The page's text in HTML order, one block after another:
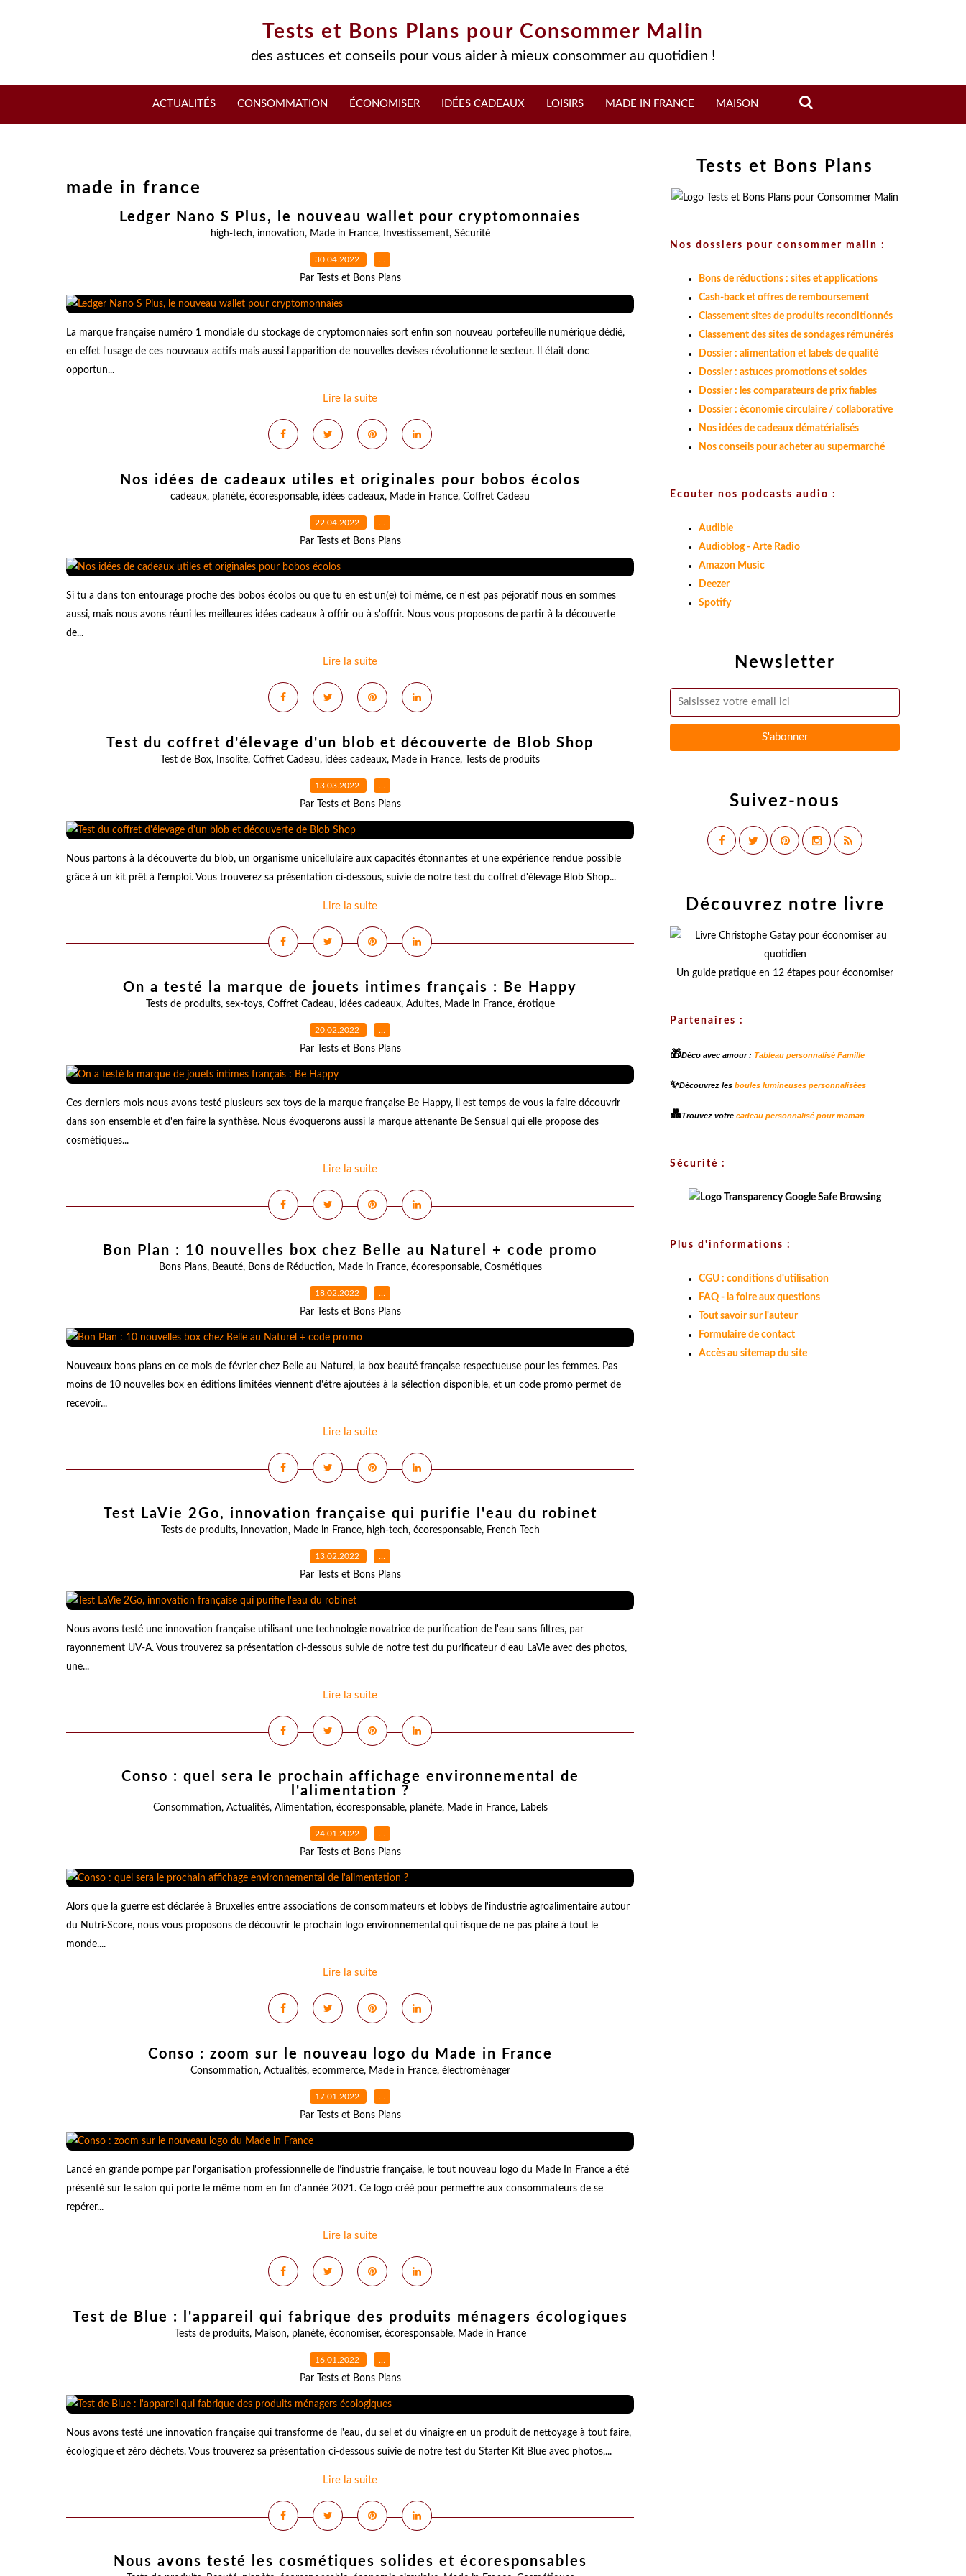
Tests et Bons Plans pour Consommer Malin
des astuces et conseils pour vous aider à mieux consommer au quotidien !
ACTUALITÉS CONSOMMATION ÉCONOMISER IDÉES CADEAUX LOISIRS MADE IN FRANCE MAISON
made in france
Ledger Nano S Plus, le nouveau wallet pour cryptomonnaies
high-tech, innovation, Made in France, Investissement, Sécurité
30.04.2022 …
Par Tests et Bons Plans
La marque française numéro 1 mondiale du stockage de cryptomonnaies sort enfin son nouveau portefeuille numérique dédié,
en effet l'usage de ces nouveaux actifs mais aussi l'apparition de nouvelles devises révolutionne le secteur. Il était donc
opportun...
Lire la suite
Nos idées de cadeaux utiles et originales pour bobos écolos
cadeaux, planète, écoresponsable, idées cadeaux, Made in France, Coffret Cadeau
22.04.2022 …
Par Tests et Bons Plans
Si tu a dans ton entourage proche des bobos écolos ou que tu en est un(e) toi même, ce n'est pas péjoratif nous en sommes
aussi, mais nous avons réuni les meilleures idées cadeaux à offrir ou à s'offrir. Nous vous proposons de partir à la découverte
de...
Lire la suite
Test du coffret d'élevage d'un blob et découverte de Blob Shop
Test de Box, Insolite, Coffret Cadeau, idées cadeaux, Made in France, Tests de produits
13.03.2022 …
Par Tests et Bons Plans
Nous partons à la découverte du blob, un organisme unicellulaire aux capacités étonnantes et une expérience rendue possible
grâce à un kit prêt à l'emploi. Vous trouverez sa présentation ci-dessous, suivie de notre test du coffret d'élevage Blob Shop...
Lire la suite
On a testé la marque de jouets intimes français : Be Happy
Tests de produits, sex-toys, Coffret Cadeau, idées cadeaux, Adultes, Made in France, érotique
20.02.2022 …
Par Tests et Bons Plans
Ces derniers mois nous avons testé plusieurs sex toys de la marque française Be Happy, il est temps de vous la faire découvrir
dans son ensemble et d'en faire la synthèse. Nous évoquerons aussi la marque attenante Be Sensual qui elle propose des
cosmétiques...
Lire la suite
Bon Plan : 10 nouvelles box chez Belle au Naturel + code promo
Bons Plans, Beauté, Bons de Réduction, Made in France, écoresponsable, Cosmétiques
18.02.2022 …
Par Tests et Bons Plans
Nouveaux bons plans en ce mois de février chez Belle au Naturel, la box beauté française respectueuse pour les femmes. Pas
moins de 10 nouvelles box en éditions limitées viennent d'être ajoutées à la sélection disponible, et un code promo permet de
recevoir...
Lire la suite
Test LaVie 2Go, innovation française qui purifie l'eau du robinet
Tests de produits, innovation, Made in France, high-tech, écoresponsable, French Tech
13.02.2022 …
Par Tests et Bons Plans
Nous avons testé une innovation française utilisant une technologie novatrice de purification de l'eau sans filtres, par
rayonnement UV-A. Vous trouverez sa présentation ci-dessous suivie de notre test du purificateur d'eau LaVie avec des photos,
une...
Lire la suite
Conso : quel sera le prochain affichage environnemental de
l'alimentation ?
Consommation, Actualités, Alimentation, écoresponsable, planète, Made in France, Labels
24.01.2022 …
Par Tests et Bons Plans
Alors que la guerre est déclarée à Bruxelles entre associations de consommateurs et lobbys de l'industrie agroalimentaire autour
du Nutri-Score, nous vous proposons de découvrir le prochain logo environnemental qui risque de ne pas plaire à tout le
monde....
Lire la suite
Conso : zoom sur le nouveau logo du Made in France
Consommation, Actualités, ecommerce, Made in France, électroménager
17.01.2022 …
Par Tests et Bons Plans
Lancé en grande pompe par l'organisation professionnelle de l’industrie française, le tout nouveau logo du Made In France a été
présenté sur le salon qui porte le même nom en fin d'année 2021. Ce logo créé pour permettre aux consommateurs de se
repérer...
Lire la suite
Test de Blue : l'appareil qui fabrique des produits ménagers écologiques
Tests de produits, Maison, planète, économiser, écoresponsable, Made in France
16.01.2022 …
Par Tests et Bons Plans
Nous avons testé une innovation française qui transforme de l'eau, du sel et du vinaigre en un produit de nettoyage à tout faire,
écologique et zéro déchets. Vous trouverez sa présentation ci-dessous suivie de notre test du Starter Kit Blue avec photos,...
Lire la suite
Nous avons testé les cosmétiques solides et écoresponsables
Newsletter
Suivez-nous
Tests et Bons Plans
Nos dossiers pour consommer malin :
Bons de réductions : sites et applications
Cash-back et offres de remboursement
Classement sites de produits reconditionnés
Classement des sites de sondages rémunérés
Dossier : alimentation et labels de qualité
Dossier : astuces promotions et soldes
Dossier : les comparateurs de prix fiables
Dossier : économie circulaire / collaborative
Nos idées de cadeaux dématérialisés
Nos conseils pour acheter au supermarché
Ecouter nos podcasts audio :
Audible
Audioblog - Arte Radio
Amazon Music
Deezer
Spotify
Découvrez notre livre
Un guide pratique en 12 étapes pour économiser
Partenaires :
🎁Déco avec amour : Tableau personnalisé Famille
✨Découvrez les boules lumineuses personnalisées
💑Trouvez votre cadeau personnalisé pour maman
Sécurité :
Plus d'informations :
CGU : conditions d'utilisation
FAQ - la foire aux questions
Tout savoir sur l'auteur
Formulaire de contact
Accès au sitemap du site